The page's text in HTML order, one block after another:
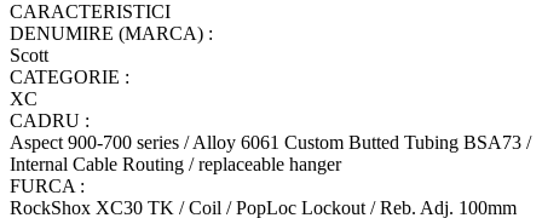
CARACTERISTICI
DENUMIRE (MARCA) :
Scott
CATEGORIE :
XC
CADRU :
Aspect 900-700 series / Alloy 6061 Custom Butted Tubing BSA73 /
Internal Cable Routing / replaceable hanger
FURCA :
RockShox XC30 TK / Coil / PopLoc Lockout / Reb. Adj. 100mm